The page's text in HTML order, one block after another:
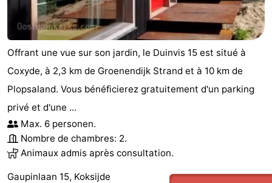
Offrant une vue sur son jardin, le Duinvis 15 est situé à
Coxyde, à 2,3 km de Groenendijk Strand et à 10 km de
Plopsaland. Vous bénéficierez gratuitement d'un parking
privé et d'une ...
Max. 6 personen.
Nombre de chambres: 2.
Animaux admis après consultation.
Gaupinlaan 15, Koksijde